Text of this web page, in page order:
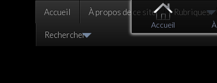
Accueil À propos de ce site Rubriques
Rechercher
Accueil